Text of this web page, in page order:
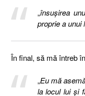
„însușirea
proprie a unui
În final, să mă întreb
„Eu mă
la locul lui și